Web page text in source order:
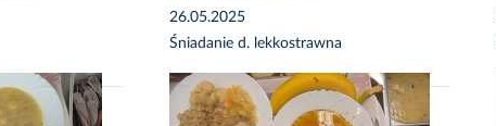
26.05.2025
Śniadanie d. lekkostrawna